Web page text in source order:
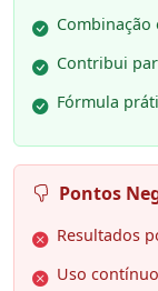
Contribui
Fórmula
Pontos
Resultados
Uso